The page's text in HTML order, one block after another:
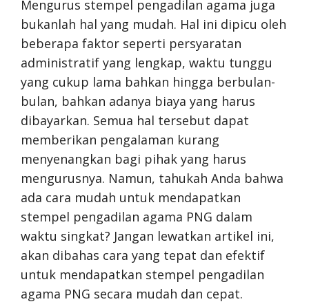
Mengurus stempel pengadilan agama juga
bukanlah hal yang mudah. Hal ini dipicu oleh
beberapa faktor seperti persyaratan
administratif yang lengkap, waktu tunggu
yang cukup lama bahkan hingga berbulan-
bulan, bahkan adanya biaya yang harus
dibayarkan. Semua hal tersebut dapat
memberikan pengalaman kurang
menyenangkan bagi pihak yang harus
mengurusnya. Namun, tahukah Anda bahwa
ada cara mudah untuk mendapatkan
stempel pengadilan agama PNG dalam
waktu singkat? Jangan lewatkan artikel ini,
akan dibahas cara yang tepat dan efektif
untuk mendapatkan stempel pengadilan
agama PNG secara mudah dan cepat.